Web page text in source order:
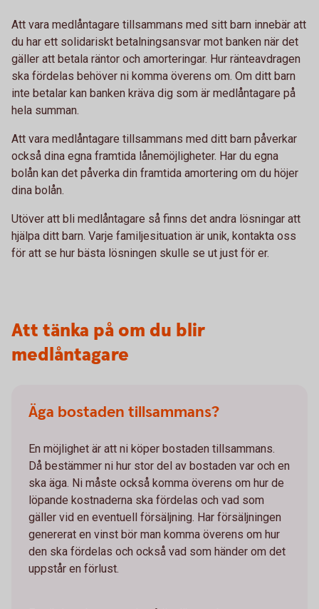
Att vara medlåntagare tillsammans med sitt barn innebär att
du har ett solidariskt betalningsansvar mot banken när det
gäller att betala räntor och amorteringar. Hur ränteavdragen
ska fördelas behöver ni komma överens om. Om ditt barn
inte betalar kan banken kräva dig som är medlåntagare på
hela summan.
Att vara medlåntagare tillsammans med ditt barn påverkar
också dina egna framtida lånemöjligheter. Har du egna
bolån kan det påverka din framtida amortering om du höjer
dina bolån.
Utöver att bli medlåntagare så finns det andra lösningar att
hjälpa ditt barn. Varje familjesituation är unik, kontakta oss
för att se hur bästa lösningen skulle se ut just för er.
Att tänka på om du blir
medlåntagare
Äga bostaden tillsammans?
En möjlighet är att ni köper bostaden tillsammans.
Då bestämmer ni hur stor del av bostaden var och en
ska äga. Ni måste också komma överens om hur de
löpande kostnaderna ska fördelas och vad som
gäller vid en eventuell försäljning. Har försäljningen
genererat en vinst bör man komma överens om hur
den ska fördelas och också vad som händer om det
uppstår en förlust.